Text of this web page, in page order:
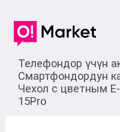
Телефондор үчүн
Смартфондордун
Чехол с цветным
15Pro